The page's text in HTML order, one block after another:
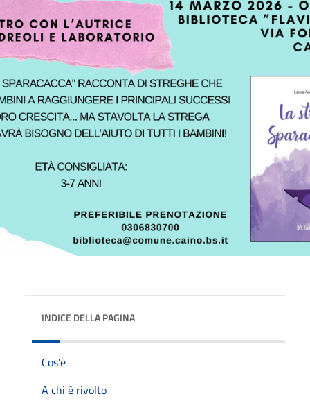
INDICE DELLA PAGINA
Cos'è
A chi è rivolto